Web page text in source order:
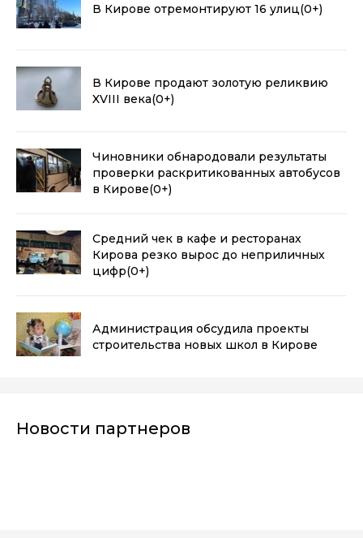
В Кирове отремонтируют 16 улиц(0+)
В Кирове продают золотую реликвию
XVIII века(0+)
Чиновники обнародовали результаты
проверки раскритикованных автобусов
в Кирове(0+)
Средний чек в кафе и ресторанах
Кирова резко вырос до неприличных
цифр(0+)
Администрация обсудила проекты
строительства новых школ в Кирове
Новости партнеров